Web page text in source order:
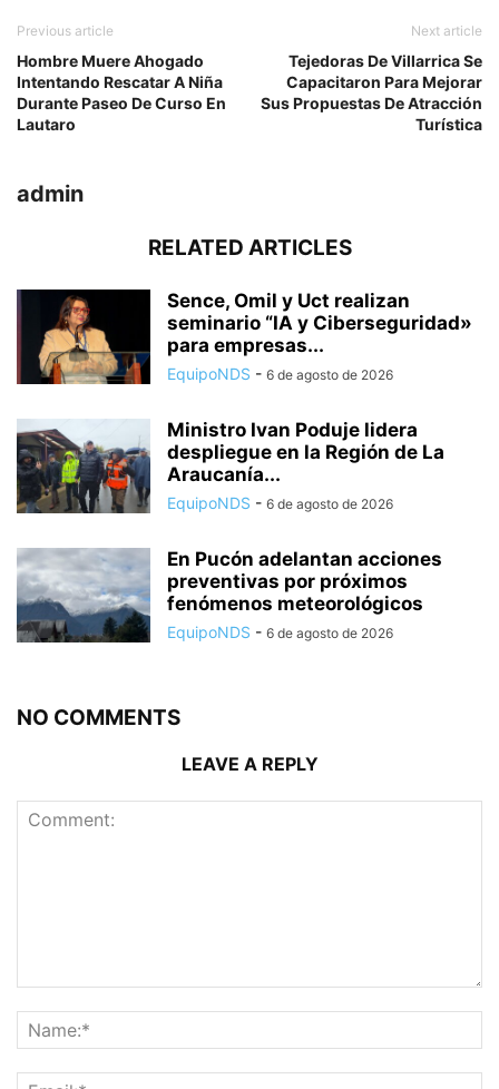
Previous article
Hombre Muere Ahogado
Intentando Rescatar A Niña
Durante Paseo De Curso En
Lautaro
Next article
Tejedoras De Villarrica Se
Capacitaron Para Mejorar
Sus Propuestas De Atracción
Turística
admin
RELATED ARTICLES
Sence, Omil y Uct realizan
seminario “IA y Ciberseguridad»
para empresas...
EquipoNDS - 6 de agosto de 2026
Ministro Ivan Poduje lidera
despliegue en la Región de La
Araucanía...
EquipoNDS - 6 de agosto de 2026
En Pucón adelantan acciones
preventivas por próximos
fenómenos meteorológicos
EquipoNDS - 6 de agosto de 2026
NO COMMENTS
LEAVE A REPLY